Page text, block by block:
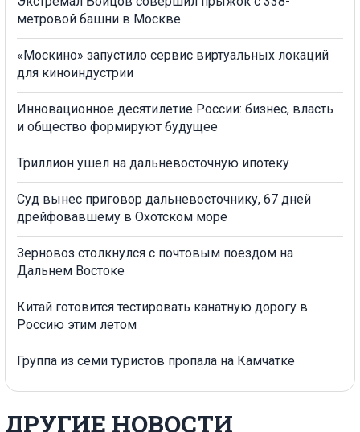
метровой башни в Москве
«Москино» запустило сервис виртуальных локаций
для киноиндустрии
Инновационное десятилетие России: бизнес, власть
и общество формируют будущее
Триллион ушел на дальневосточную ипотеку
Суд вынес приговор дальневосточнику, 67 дней
дрейфовавшему в Охотском море
Зерновоз столкнулся с почтовым поездом на
Дальнем Востоке
Китай готовится тестировать канатную дорогу в
Россию этим летом
Группа из семи туристов пропала на Камчатке
ДРУГИЕ НОВОСТИ